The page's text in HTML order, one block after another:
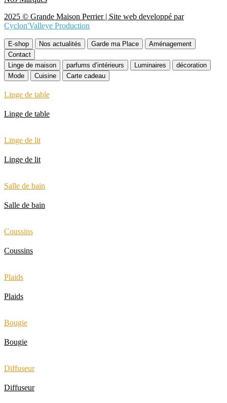
2025 © Grande Maison Perrier | Site web developpé par
Cyclon'Valleye Production
E-shop Nos actualités Garde ma Place
Aménagement
Contact
Linge de maison
parfums d’intérieurs Luminaires
décoration
Mode
Cuisine Carte cadeau
Linge de table
Linge de table
Linge de lit
Linge de lit
Salle de bain
Salle de bain
Coussins
Coussins
Plaids
Plaids
Bougie
Bougie
Diffuseur
Diffuseur